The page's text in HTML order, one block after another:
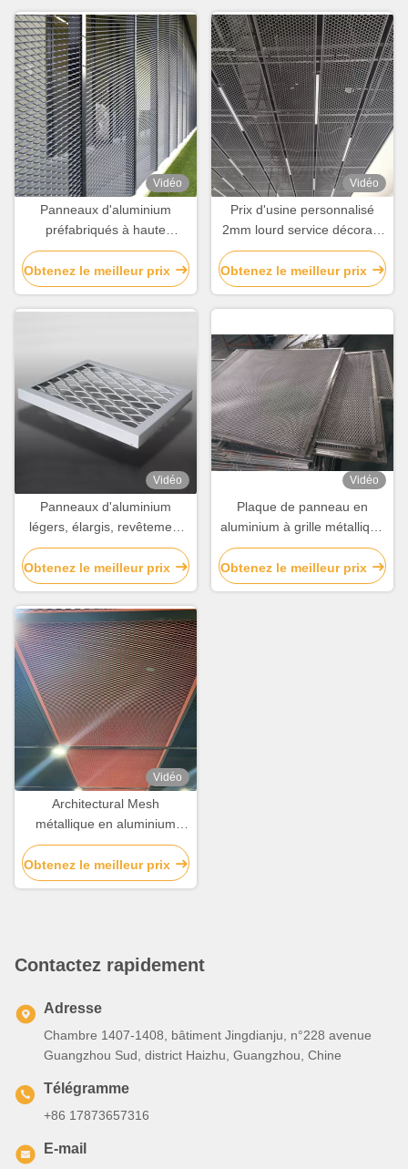
Vidéo
Panneaux d'aluminium
préfabriqués à haute
résistance pour les cloisons
ou les garde-corps
Obtenez le meilleur prix
Vidéo
Prix d'usine personnalisé
2mm lourd service décoratif
diamant micro-maillage en
aluminium étendu fil
métallique en maille plaque
mur rideau p
Obtenez le meilleur prix
Vidéo
Panneaux d'aluminium
légers, élargis, revêtement
de façade ignifuge, facile à
installer
Obtenez le meilleur prix
Vidéo
Plaque de panneau en
aluminium à grille métallique
étendue de toutes tailles
Obtenez le meilleur prix
Vidéo
Architectural Mesh
métallique en aluminium
pour la décoration de
panneaux muraux
Obtenez le meilleur prix
Contactez rapidement
Adresse
Chambre 1407-1408, bâtiment Jingdianju, n°228 avenue
Guangzhou Sud, district Haizhu, Guangzhou, Chine
Télégramme
+86 17873657316
E-mail